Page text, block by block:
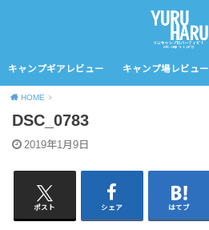
キャンプギアレビュー キャンプ場レビュー
HOME
DSC_0783
2019年1月9日
ポスト シェア はてブ